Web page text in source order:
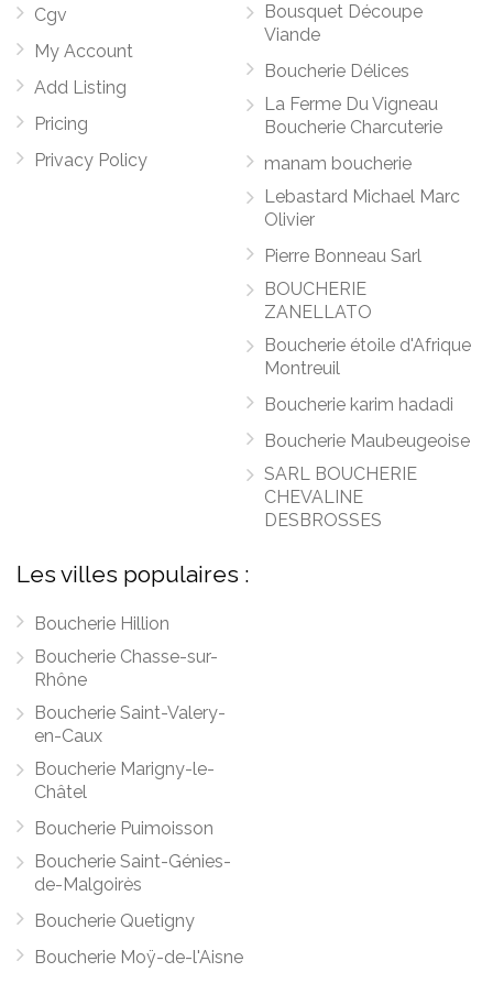
Cgv
My Account
Add Listing
Pricing
Privacy Policy
Bousquet Découpe
Viande
Boucherie Délices
La Ferme Du Vigneau
Boucherie Charcuterie
manam boucherie
Lebastard Michael Marc
Olivier
Pierre Bonneau Sarl
BOUCHERIE
ZANELLATO
Boucherie étoile d'Afrique
Montreuil
Boucherie karim hadadi
Boucherie Maubeugeoise
SARL BOUCHERIE
CHEVALINE
DESBROSSES
Les villes populaires :
Boucherie Hillion
Boucherie Chasse-sur-
Rhône
Boucherie Saint-Valery-
en-Caux
Boucherie Marigny-le-
Châtel
Boucherie Puimoisson
Boucherie Saint-Génies-
de-Malgoirès
Boucherie Quetigny
Boucherie Moÿ-de-l'Aisne